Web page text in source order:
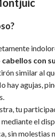
con
similar al
hay agujas,
tu
el
sin molestias